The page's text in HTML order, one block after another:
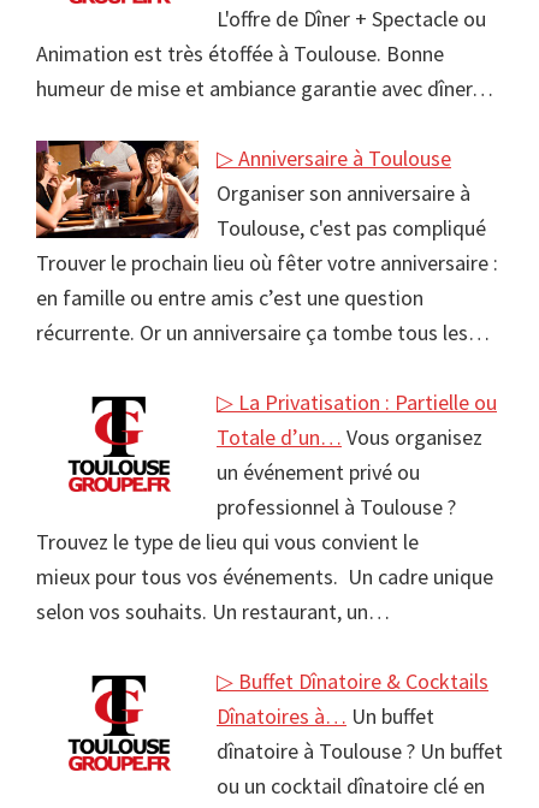
L'offre de Dîner + Spectacle ou
Animation est très étoffée à Toulouse. Bonne
humeur de mise et ambiance garantie avec dîner…
▷ Anniversaire à Toulouse
Organiser son anniversaire à
Toulouse, c'est pas compliqué
Trouver le prochain lieu où fêter votre anniversaire :
en famille ou entre amis c’est une question
récurrente. Or un anniversaire ça tombe tous les…
▷ La Privatisation : Partielle ou
Totale d’un… Vous organisez
un événement privé ou
professionnel à Toulouse ?
Trouvez le type de lieu qui vous convient le
mieux pour tous vos événements. Un cadre unique
selon vos souhaits. Un restaurant, un…
▷ Buffet Dînatoire & Cocktails
Dînatoires à… Un buffet
dînatoire à Toulouse ? Un buffet
ou un cocktail dînatoire clé en